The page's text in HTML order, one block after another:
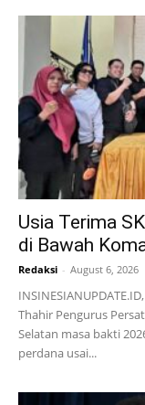
Usia Terima
di Bawah
Redaksi - August 6, 2026
Thahir Pengurus
Selatan masa bakti
perdana usai...